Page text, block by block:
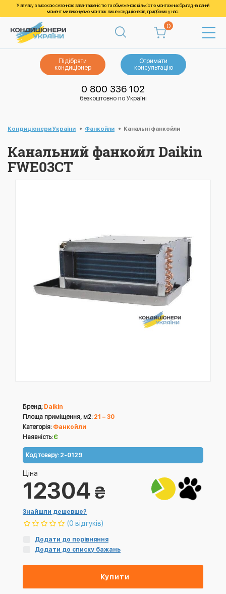
У зв’язку з високою сезонною завантаженістю та обмеженою кількістю монтажних бригад на даний
момент ми виконуємо монтаж лише кондиціонерів, придбаних у нас.
0
Підібрати
кондиціонер
Отримати
консультацію
0 800 336 102
безкоштовно по Україні
Кондиціонери України Фанкойли Канальні фанкойли
Канальний фанкойл Daikin
FWE03CT
Бренд: Daikin
Площа приміщення, м2: 21 – 30
Категорія: Фанкойли
Наявність:Є
Код товару: 2-0129
Ціна
12304 ₴
Знайшли дешевше?
(0 відгуків)
Додати до порівняння
Додати до списку бажань
Купити